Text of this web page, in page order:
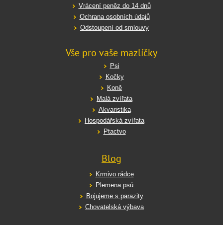
Vrácení peněz do 14 dnů
Ochrana osobních údajů
Odstoupení od smlouvy
Vše pro vaše mazlíčky
Psi
Kočky
Koně
Malá zvířata
Akvaristika
Hospodářská zvířata
Ptactvo
Blog
Krmivo rádce
Plemena psů
Bojujeme s parazity
Chovatelská výbava